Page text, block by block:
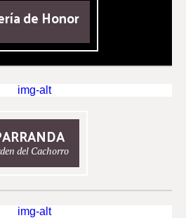
de Honor
del Cachorro